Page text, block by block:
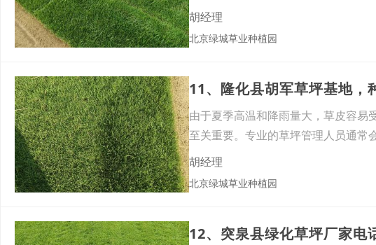
水土
胡经理
北京绿城草业种植园
11、隆化县胡军草坪基地，
由于夏季高温和降雨量大，草皮容易
至关重要。专业的草坪管理人员通常
时的
胡经理
北京绿城草业种植园
12、突泉县绿化草坪厂家电